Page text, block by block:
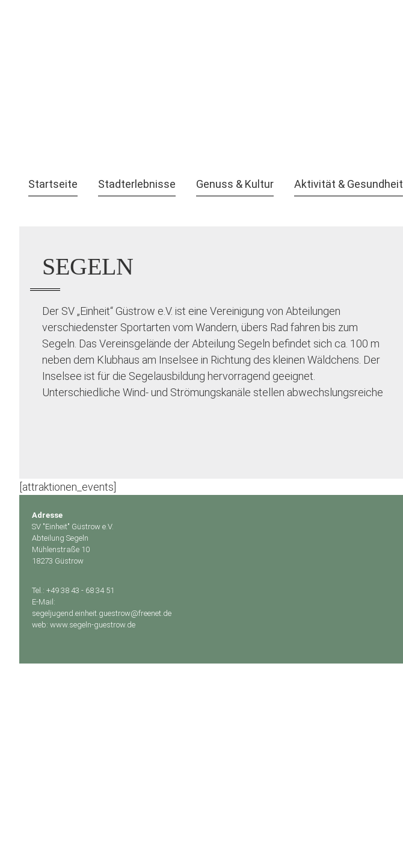
Startseite Stadterlebnisse Genuss & Kultur Aktivität & Gesundheit
SEGELN
Der SV „Einheit“ Güstrow e.V. ist eine Vereinigung von Abteilungen
verschiedenster Sportarten vom Wandern, übers Rad fahren bis zum
Segeln. Das Vereinsgelände der Abteilung Segeln befindet sich ca. 100 m
neben dem Klubhaus am Inselsee in Richtung des kleinen Wäldchens. Der
Inselsee ist für die Segelausbildung hervorragend geeignet.
Unterschiedliche Wind- und Strömungskanäle stellen abwechslungsreiche
[attraktionen_events]
Adresse
SV "Einheit" Güstrow e.V.
Abteilung Segeln
Mühlenstraße 10
18273 Güstrow
Tel.: +49 38 43 - 68 34 51
E-Mail:
segeljugend.einheit.guestrow@freenet.de
web: www.segeln-guestrow.de